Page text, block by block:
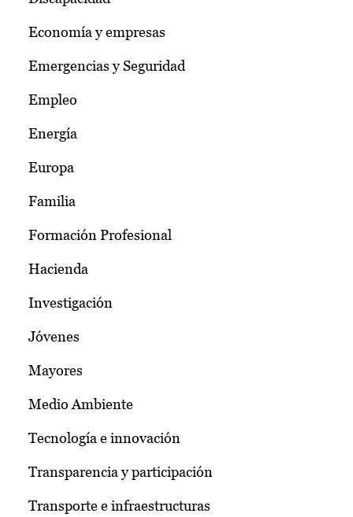
Economía y empresas
Emergencias y Seguridad
Empleo
Energía
Europa
Familia
Formación Profesional
Hacienda
Investigación
Jóvenes
Mayores
Medio Ambiente
Tecnología e innovación
Transparencia y participación
Transporte e infraestructuras